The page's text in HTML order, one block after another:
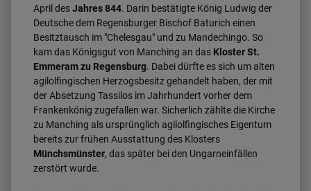
April desJahres 844. Darin bestätigte König Ludwig der
Deutsche dem Regensburger Bischof Baturich einen
Besitztausch im "Chelesgau" und zu Mandechingo. So
kam das Königsgut von Manching an das Kloster St.
Emmeram zu Regensburg. Dabei dürfte es sich um alten
agilolfingischen Herzogsbesitz gehandelt haben, der mit
der Absetzung Tassilos im Jahrhundert vorher dem
Frankenkönig zugefallen war. Sicherlich zählte die Kirche
zu Manching als ursprünglich agilolfingisches Eigentum
bereits zur frühen Ausstattung des Klosters
Münchsmünster, das später bei den Ungarneinfällen
zerstört wurde.